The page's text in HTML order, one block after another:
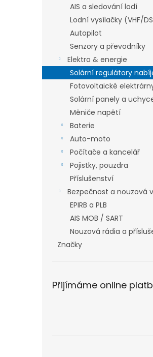
AIS a sledování lodí
Lodní vysílačky (VHF/
Autopilot
Senzory a převodníky
Elektro & energie
Solární regulátory
Fotovoltaické
Solární panely a
Měniče napětí
Baterie
Auto-moto
Počítače a kancelář
Pojistky, pouzdra
Příslušenství
Bezpečnost a nouzová
EPIRB a PLB
AIS MOB / SART
Nouzová rádia a
Značky
Přijímáme online